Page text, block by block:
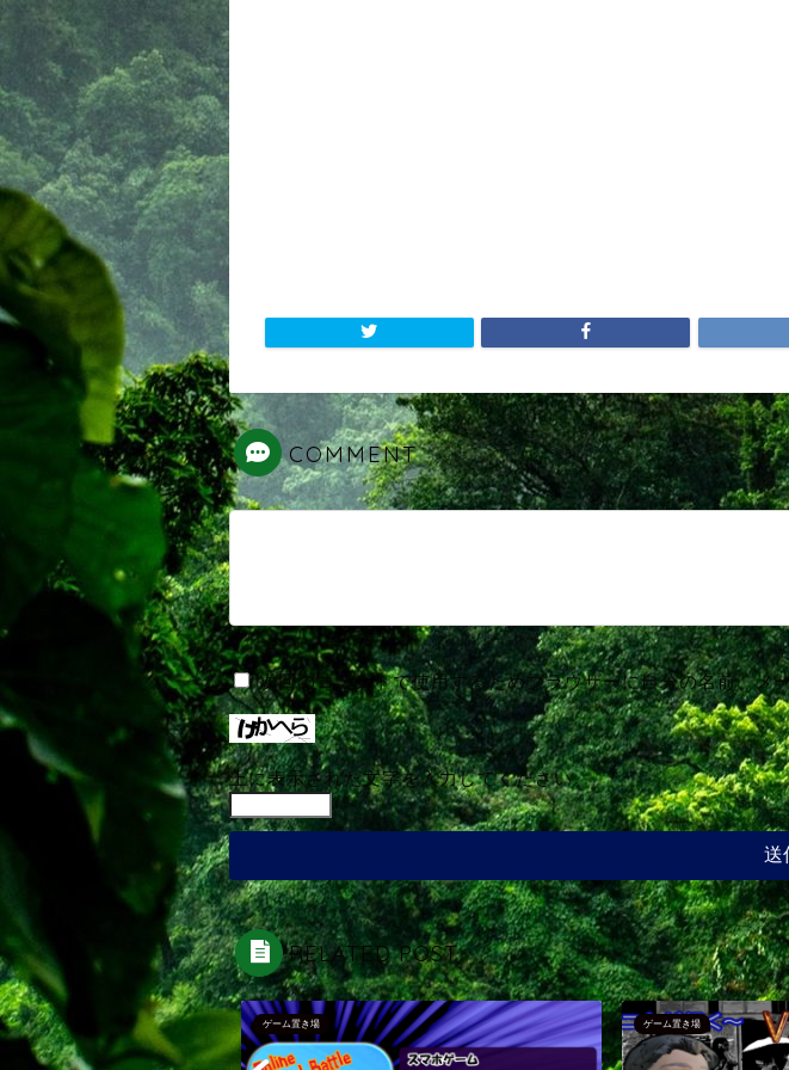
COMMENT
次回のコメントで使用するためブラウザーに自分の名前、メ
上に表示された文字を入力してください。
RELATED POST
ゲーム置き場 ゲーム置き場